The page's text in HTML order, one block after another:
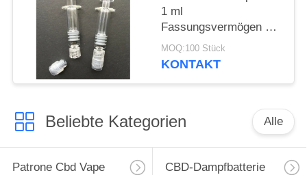
1 ml
Fassungsvermögen mit
Messung Durchsichtige
Farbe
MOQ:100 Stück
KONTAKT
Beliebte Kategorien Alle
Patrone Cbd Vape CBD-Dampfbatterie